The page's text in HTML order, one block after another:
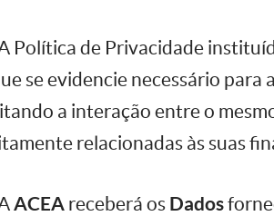
Política de Privacidade
se evidencie necessário
a interação entre o
relacionadas às suas
ACEA receberá os Dados